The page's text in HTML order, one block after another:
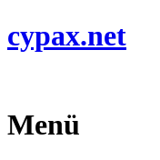
cypax.net
Menü